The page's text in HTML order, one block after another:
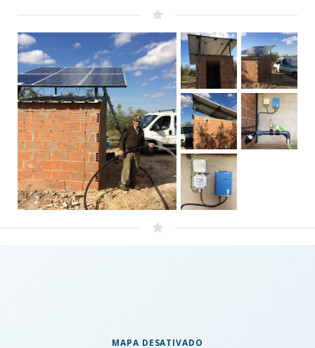
MAPA DESATIVADO